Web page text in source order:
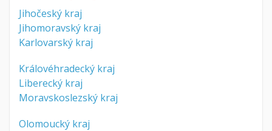
Jihočeský kraj
Jihomoravský kraj
Karlovarský kraj
Královéhradecký kraj
Liberecký kraj
Moravskoslezský kraj
Olomoucký kraj